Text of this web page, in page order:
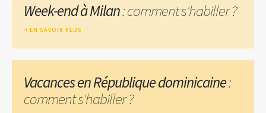
Week-end à Milan: comment s'habiller ?
EN SAVOIR PLUS
Vacances en République dominicaine:
comment s'habiller ?